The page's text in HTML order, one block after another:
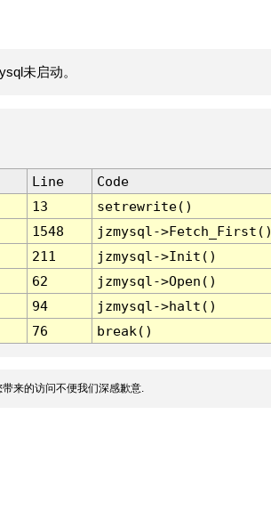
未启动。
Line
Code
13
setrewrite()
1548
jzmysql-
211
jzmysql->Init()
62
jzmysql->Open()
94
jzmysql->halt()
76 break()
来的访问不便我们深感歉意.